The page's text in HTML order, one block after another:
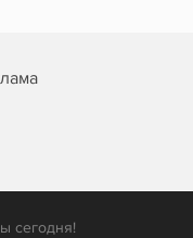
сегодня!